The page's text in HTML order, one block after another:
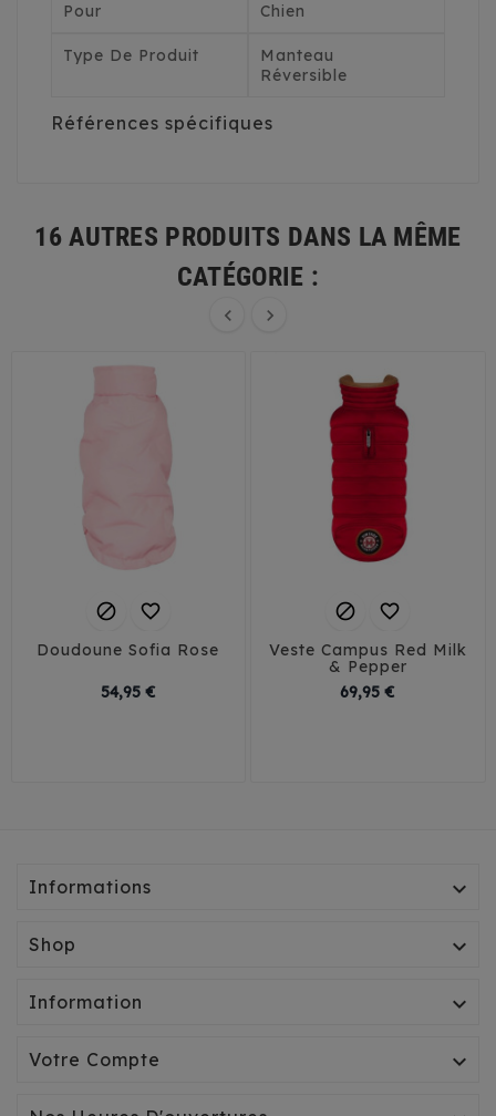
Pour Chien
Type De Produit
Manteau
Réversible
Références spécifiques
16 AUTRES PRODUITS DANS LA MÊME
CATÉGORIE :
 
 
Doudoune Sofia Rose
54,95 €Prix
 
Veste Campus Red Milk
& Pepper
69,95 €
Informations 
Shop 
Information 
Votre Compte 